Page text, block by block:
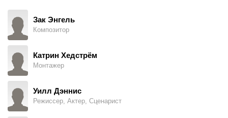
Зак Энгель
Композитор
Катрин Хедстрём
Монтажер
Уилл Дэннис
Режиссер, Актер, Сценарист